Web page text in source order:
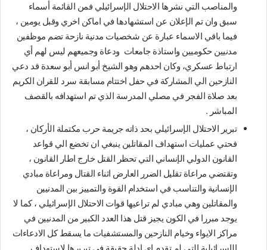
والمناصب التي نشرها الاحتلال الإسرائيلي فمن القائمة أسماء
سبق وان تم الإعلان عن استشهادها في اماكن اخري وقبل يومين ،
فيما باقي الاسماء عبارة عن شخصيات مدنية نازحة تضم موظفين
مدنيين حكوميين واستاذة جامعات ودعاة وجميعهم ليس لهم أي
ارتباط عسكري، وكان احدهم وهو الشيخ أبو انس أبو سعدة قد دعي
النازحين الي المشاركة في حفل اختتام مسابقة سرد للقران الكريم
بعد صلاة الفجر في مصلي المدرسة الذي تم استهدافه بالقصف
المباشر .
تبرير الاحتلال الإسرائيلي بحد ذاته جريمة حرب مكتملة الأركان ،
فحتي عمليات استهداف المقاتلين ينبغي ان تخضع الي قواعد
القانون الدولي الإنساني التي تحظر القتل خارج اطار القانون ،
وتقتضي مراعاة تقليل الضرر العارض اثناء القتال ومراعاة مبادي
الإنسانية والتناسب في استخدام القوة والتمييز بين المدنيين
والمقاتلين وهي مبادي لم تراعيها قوات الاحتلال الإسرائيلي ، كما لا
يوجد مبررا في الكون يجيز قتل هذا العدد الكبير من المدنيين في
مراكز الايواء وخيام النازحين والمستشفيات ما يسقط كل الادعاءات